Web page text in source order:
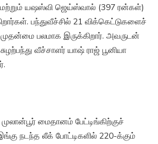
யஷஸ்வி ஜெய்ஸ்வால் (397 ரன்கள்)
பந்துவீச்சில் 21 விக்கெட்டுகளைச்
பலமாக இருக்கிறார். அவருடன்
வீச்சாளர் யாஷ் ராஜ் பூனியா
மைதானம் பேட்டிங்கிற்குச்
நடந்த லீக் போட்டிகளில் 220-க்கும்